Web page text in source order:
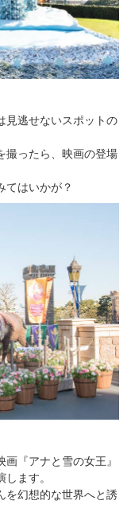
見逃せないスポットの
撮ったら、映画の登場
てはいかが？
『アナと雪の女王』
ます。
を幻想的な世界へと誘